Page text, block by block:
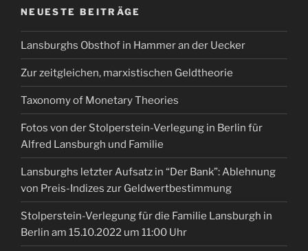
NEUESTE BEITRÄGE
Lansburghs Obsthof in Hammer an der Uecker
Zur zeitgleichen, marxistischen Geldtheorie
Taxonomy of Monetary Theories
Fotos von der Stolperstein-Verlegung in Berlin für
Alfred Lansburgh und Familie
Lansburghs letzter Aufsatz in “Der Bank”: Ablehnung
von Preis-Indizes zur Geldwertbestimmung
Stolperstein-Verlegung für die Familie Lansburgh in
Berlin am 15.10.2022 um 11:00 Uhr